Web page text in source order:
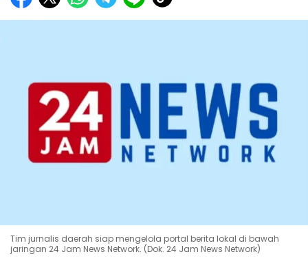
Tim jurnalis daerah siap mengelola portal berita lokal di bawah
jaringan 24 Jam News Network. (Dok. 24 Jam News Network)